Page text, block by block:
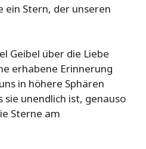
ein Stern, der unseren
Geibel über die Liebe
erhabene Erinnerung
in höhere Sphären
sie unendlich ist, genauso
Sterne am